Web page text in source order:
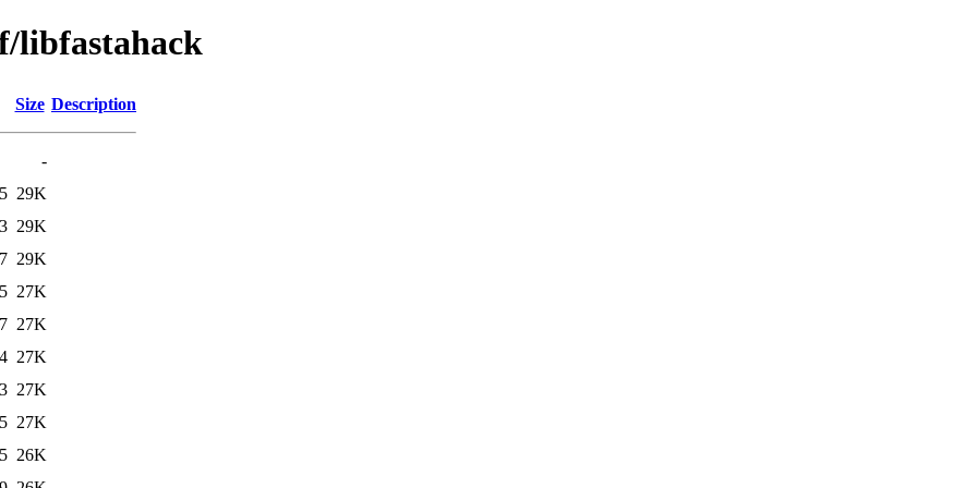
libfastahack
Size Description
-
29K
29K
29K
27K
27K
27K
27K
27K
26K